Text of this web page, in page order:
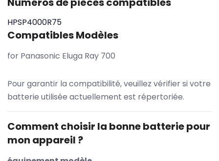
HPSP4000R75
Compatibles Modèles
for Panasonic Eluga Ray 700
Pour garantir la compatibilité, veuillez vérifier si votre
batterie utilisée actuellement est répertoriée.
Comment choisir la bonne batterie pour
mon appareil ?